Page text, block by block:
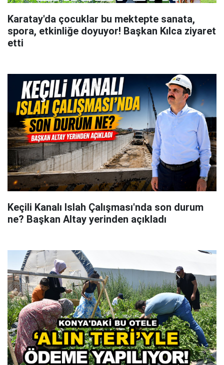
Karatay'da çocuklar bu mektepte sanata,
spora, etkinliğe doyuyor! Başkan Kılca ziyaret
etti
Keçili Kanalı Islah Çalışması'nda son durum
ne? Başkan Altay yerinden açıkladı